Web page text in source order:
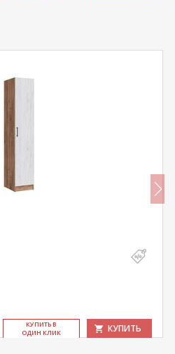
КУ­ПИТЬ В
ОДИН КЛИК
КУПИТЬ